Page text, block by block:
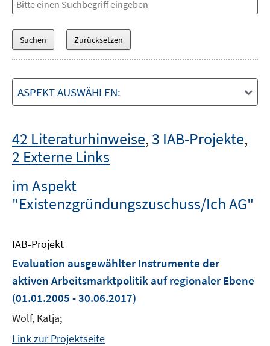
ASPEKT AUSWÄHLEN:
42 Literaturhinweise,3 IAB-Projekte,
2 Externe Links
im Aspekt
"Existenzgründungszuschuss/Ich AG"
IAB-Projekt
Evaluation ausgewählter Instrumente der
aktiven Arbeitsmarktpolitik auf regionaler Ebene
(01.01.2005 - 30.06.2017)
Wolf, Katja;
Link zur Projektseite